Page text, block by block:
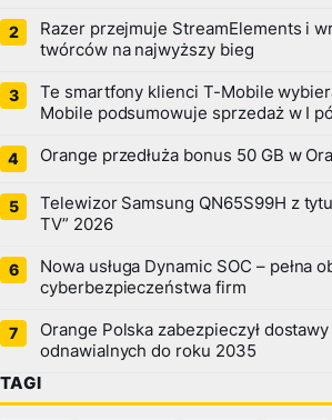
Razer przejmuje StreamElements i
twórców na najwyższy bieg
Te smartfony klienci T-Mobile
Mobile podsumowuje sprzedaż w I
Orange przedłuża bonus 50 GB w
Telewizor Samsung QN65S99H z
TV” 2026
Nowa usługa Dynamic SOC – pełna
cyberbezpieczeństwa firm
Orange Polska zabezpieczył
odnawialnych do roku 2035
TAGI